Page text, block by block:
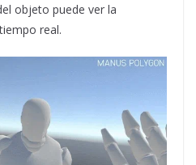
objeto puede ver la
real.